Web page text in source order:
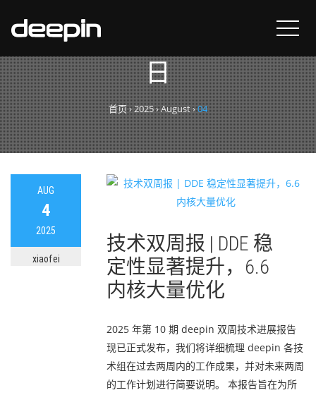
每日归档：
2025年8月4
日
首页 ›2025›August›04
AUG
4
2025
xiaofei
技术双周报 | DDE 稳
定性显著提升，6.6
内核大量优化
2025 年第 10 期 deepin 双周技术进展报告
现已正式发布，我们将详细梳理 deepin 各技
术组在过去两周内的工作成果，并对未来两周
的工作计划进行简要说明。 本报告旨在为所